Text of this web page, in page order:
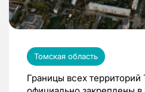
Томская область
Границы всех